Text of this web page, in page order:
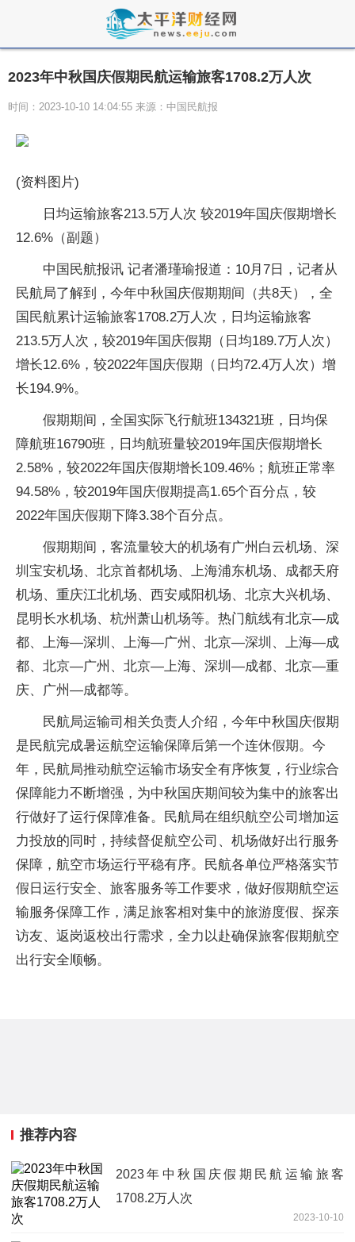
2023年中秋国庆假期民航运输旅客1708.2万人次
时间：2023-10-10 14:04:55 来源：中国民航报
(资料图片)
日均运输旅客213.5万人次 较2019年国庆假期增长
12.6%（副题）
中国民航报讯 记者潘瑾瑜报道：10月7日，记者从
民航局了解到，今年中秋国庆假期期间（共8天），全
国民航累计运输旅客1708.2万人次，日均运输旅客
213.5万人次，较2019年国庆假期（日均189.7万人次）
增长12.6%，较2022年国庆假期（日均72.4万人次）增
长194.9%。
假期期间，全国实际飞行航班134321班，日均保
障航班16790班，日均航班量较2019年国庆假期增长
2.58%，较2022年国庆假期增长109.46%；航班正常率
94.58%，较2019年国庆假期提高1.65个百分点，较
2022年国庆假期下降3.38个百分点。
假期期间，客流量较大的机场有广州白云机场、深
圳宝安机场、北京首都机场、上海浦东机场、成都天府
机场、重庆江北机场、西安咸阳机场、北京大兴机场、
昆明长水机场、杭州萧山机场等。热门航线有北京—成
都、上海—深圳、上海—广州、北京—深圳、上海—成
都、北京—广州、北京—上海、深圳—成都、北京—重
庆、广州—成都等。
民航局运输司相关负责人介绍，今年中秋国庆假期
是民航完成暑运航空运输保障后第一个连休假期。今
年，民航局推动航空运输市场安全有序恢复，行业综合
保障能力不断增强，为中秋国庆期间较为集中的旅客出
行做好了运行保障准备。民航局在组织航空公司增加运
力投放的同时，持续督促航空公司、机场做好出行服务
保障，航空市场运行平稳有序。民航各单位严格落实节
假日运行安全、旅客服务等工作要求，做好假期航空运
输服务保障工作，满足旅客相对集中的旅游度假、探亲
访友、返岗返校出行需求，全力以赴确保旅客假期航空
出行安全顺畅。
推荐内容
2023年中秋国庆假期民航运输旅客
1708.2万人次
2023-10-10